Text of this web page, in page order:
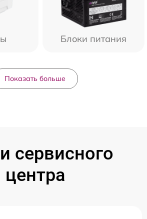
Блоки питания
Показать больше
сервисного
центра